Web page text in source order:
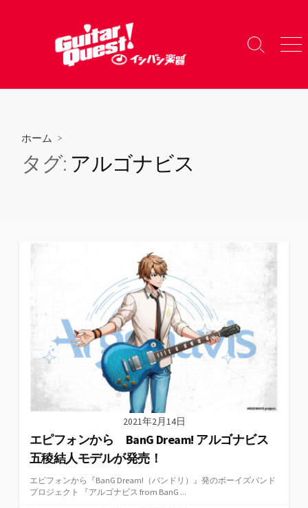
へ
検
り
メ
ー
ホーム >
タグ: アルゴナビス
2021年2月14日
エピフォンから BanG Dream! アルゴナビス
五稜結人モデルが発売！
エピフォンから『BanG Dream!（バンドリ）』発のボーイズバンド
プロジェクト 『アルゴナビス from BanG ...